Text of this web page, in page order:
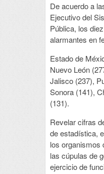
De acuerdo a
Ejecutivo del
Pública, los
alarmantes en
Estado de
Nuevo León
Jalisco (237),
Sonora (141),
(131).
Revelar cifras
de estadística,
los organismos
las cúpulas de
ejercicio de